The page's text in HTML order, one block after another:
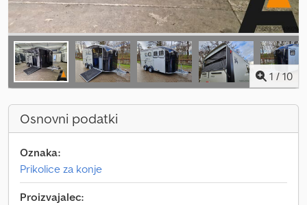
1 / 10
Osnovni podatki
Oznaka:
Prikolice za konje
Proizvajalec: